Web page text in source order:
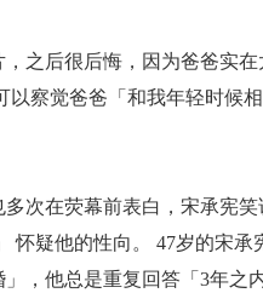
后很后悔，因为爸爸实在
察觉爸爸「和我年轻时候
在荧幕前表白，宋承宪笑
怀疑他的性向。 47岁的宋
，他总是重复回答「3年之